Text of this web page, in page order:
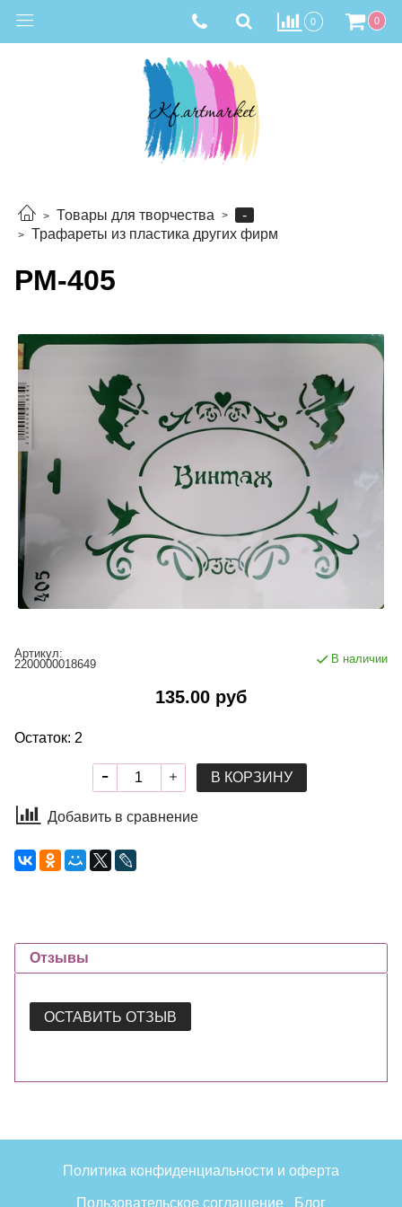
0 0
Товары для творчества
-
Трафареты из пластика других фирм
РМ-405
Артикул:
2200000018649
В наличии
135.00 руб
Остаток: 2
В КОРЗИНУ
Добавить в сравнение
Отзывы
ОСТАВИТЬ ОТЗЫВ
Политика конфиденциальности и оферта
Пользовательское соглашение Блог